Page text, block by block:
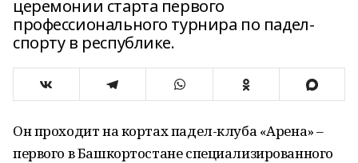
церемонии старта первого
профессионального турнира по падел-
спорту в республике.
Он проходит на кортах падел-клуба «Арена» –
первого в Башкортостане специализированного